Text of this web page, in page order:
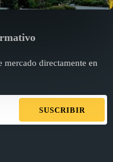
directamente en
SUSCRIBIR